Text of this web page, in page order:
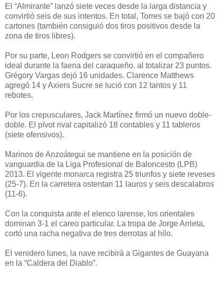
El “Almirante” lanzó siete veces desde la larga distancia y
convirtió seis de sus intentos. En total, Torres se bajó con 20
cartones (también consiguió dos tiros positivos desde la
zona de tiros libres).
Por su parte, Leon Rodgers se convirtió en el compañero
ideal durante la faena del caraqueño, al totalizar 23 puntos.
Grégory Vargas dejó 16 unidades. Clarence Matthews
agregó 14 y Axiers Sucre se lució con 12 tantos y 11
rebotes.
Por los crepusculares, Jack Martínez firmó un nuevo doble-
doble. El pívot rival capitalizó 18 contables y 11 tableros
(siete ofensivos).
Marinos de Anzoátegui se mantiene en la posición de
vanguardia de la Liga Profesional de Baloncesto (LPB)
2013. El vigente monarca registra 25 triunfos y siete reveses
(25-7). En la carretera ostentan 11 lauros y seis descalabros
(11-6).
Con la conquista ante el elenco larense, los orientales
dominan 3-1 el careo particular. La tropa de Jorge Arrieta,
cortó una racha negativa de tres derrotas al hilo.
El venidero lunes, la nave recibirá a Gigantes de Guayana
en la “Caldera del Diablo”.